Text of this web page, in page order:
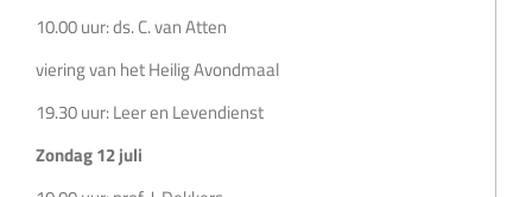
10.00 uur: ds. C. van Atten
viering van het Heilig Avondmaal
19.30 uur: Leer en Levendienst
Zondag 12 juli